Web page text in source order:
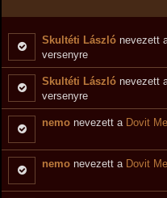
Skultéti László nevezett
versenyre
Skultéti László nevezett
versenyre
nemo nevezett a Dovit
nemo nevezett a Dovit